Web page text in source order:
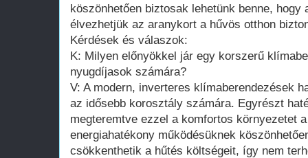
köszönhetően biztosak lehetünk benne,
élvezhetjük az aranykort a hűvös otthon
Kérdések és válaszok:
K: Milyen előnyökkel jár egy korszerű
nyugdíjasok számára?
V: A modern, inverteres klímaberendezések
az idősebb korosztály számára. Egyrészt
megteremtve ezzel a komfortos környezetet
energiahatékony működésüknek
csökkenthetik a hűtés költségeit, így nem